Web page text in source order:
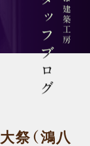
スタッフブログ
祭（鴻八